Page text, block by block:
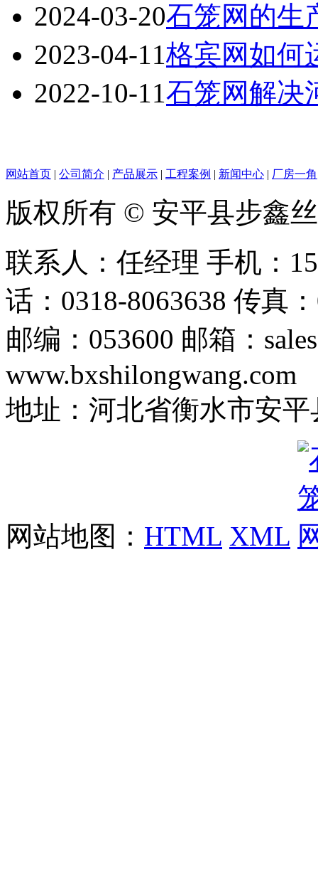
2024-03-20石笼网的生
2023-04-11格宾网如何
2022-10-11石笼网解决
网站首页 | 公司简介 | 产品展示 | 工程案例 | 新闻中心 | 厂房一角
版权所有 © 安平县步鑫
联系人：任经理 手机：
话：0318-8063638 传真
邮编：053600 邮箱：
www.bxshilongwang.com
地址：河北省衡水市安
网站地图： HTML XML